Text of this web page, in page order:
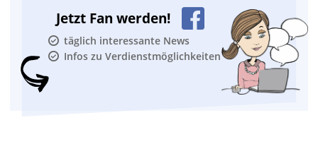
Jetzt Fan werden!
täglich interessante News
Infos zu Verdienstmöglichkeiten